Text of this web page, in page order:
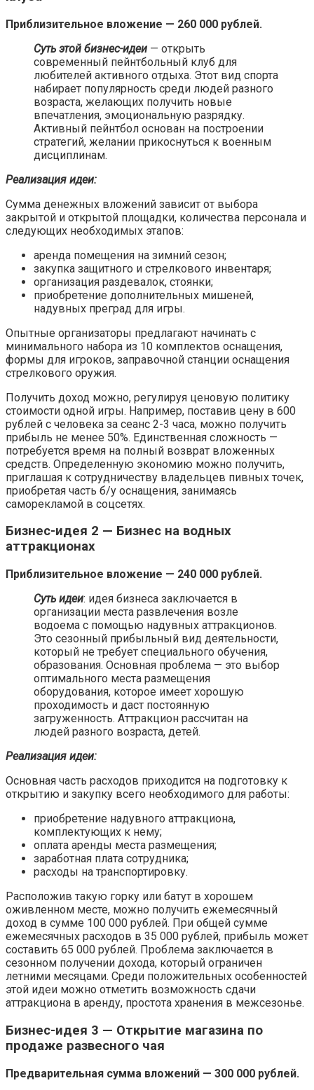
Приблизительное вложение — 260 000 рублей.
Суть этой бизнес-идеи — открыть
современный пейнтбольный клуб для
любителей активного отдыха. Этот вид спорта
набирает популярность среди людей разного
возраста, желающих получить новые
впечатления, эмоциональную разрядку.
Активный пейнтбол основан на построении
стратегий, желании прикоснуться к военным
дисциплинам.
Реализация идеи:
Сумма денежных вложений зависит от выбора
закрытой и открытой площадки, количества персонала и
следующих необходимых этапов:
аренда помещения на зимний сезон;
закупка защитного и стрелкового инвентаря;
организация раздевалок, стоянки;
приобретение дополнительных мишеней,
надувных преград для игры.
Опытные организаторы предлагают начинать с
минимального набора из 10 комплектов оснащения,
формы для игроков, заправочной станции оснащения
стрелкового оружия.
Получить доход можно, регулируя ценовую политику
стоимости одной игры. Например, поставив цену в 600
рублей с человека за сеанс 2-3 часа, можно получить
прибыль не менее 50%. Единственная сложность —
потребуется время на полный возврат вложенных
средств. Определенную экономию можно получить,
приглашая к сотрудничеству владельцев пивных точек,
приобретая часть б/у оснащения, занимаясь
саморекламой в соцсетях.
Бизнес-идея 2 — Бизнес на водных
аттракционах
Приблизительное вложение — 240 000 рублей.
Суть идеи: идея бизнеса заключается в
организации места развлечения возле
водоема с помощью надувных аттракционов.
Это сезонный прибыльный вид деятельности,
который не требует специального обучения,
образования. Основная проблема — это выбор
оптимального места размещения
оборудования, которое имеет хорошую
проходимость и даст постоянную
загруженность. Аттракцион рассчитан на
людей разного возраста, детей.
Реализация идеи:
Основная часть расходов приходится на подготовку к
открытию и закупку всего необходимого для работы:
приобретение надувного аттракциона,
комплектующих к нему;
оплата аренды места размещения;
заработная плата сотрудника;
расходы на транспортировку.
Расположив такую горку или батут в хорошем
оживленном месте, можно получить ежемесячный
доход в сумме 100 000 рублей. При общей сумме
ежемесячных расходов в 35 000 рублей, прибыль может
составить 65 000 рублей. Проблема заключается в
сезонном получении дохода, который ограничен
летними месяцами. Среди положительных особенностей
этой идеи можно отметить возможность сдачи
аттракциона в аренду, простота хранения в межсезонье.
Бизнес-идея 3 — Открытие магазина по
продаже развесного чая
Предварительная сумма вложений — 300 000 рублей.